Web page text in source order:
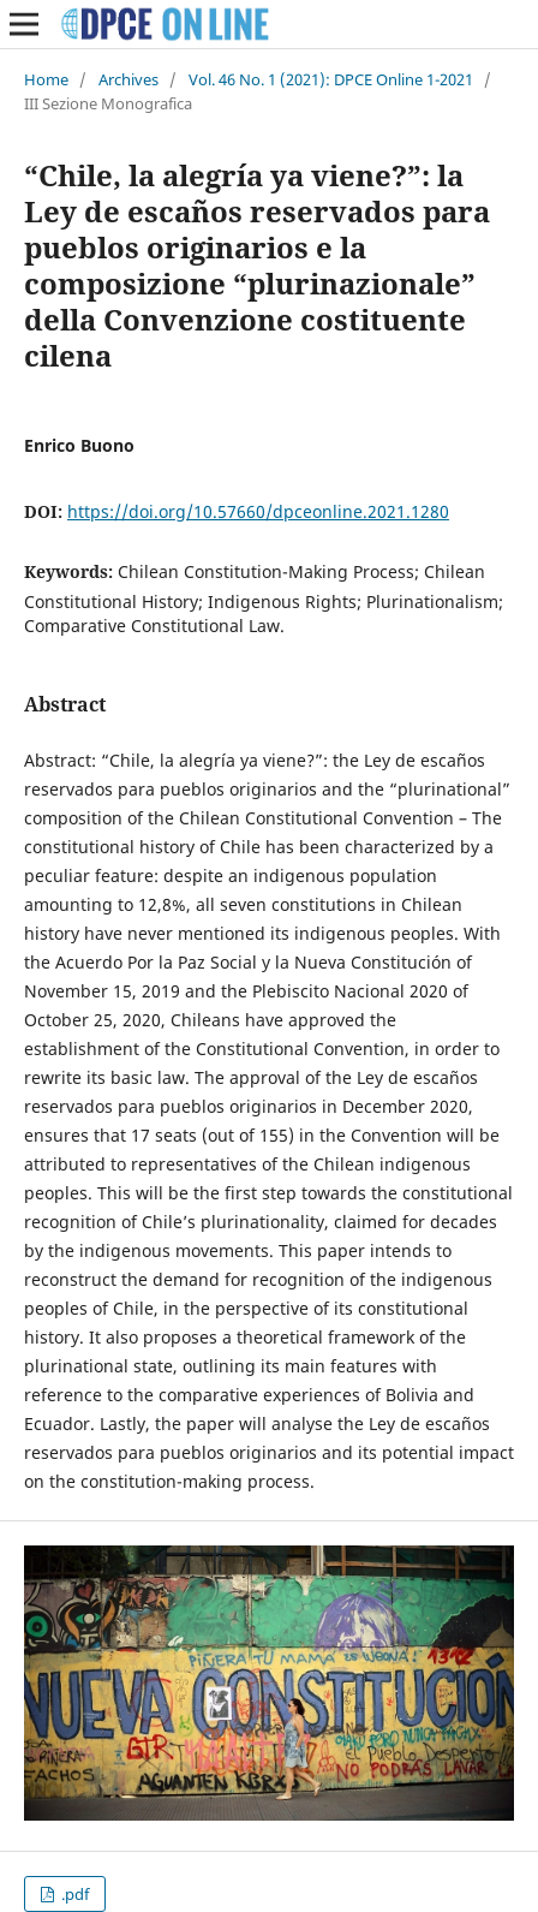
Home / Archives / Vol. 46 No. 1 (2021): DPCE Online 1-2021
/
III Sezione Monografica
“Chile, la alegría ya viene?”: la
Ley de escaños reservados para
pueblos originarios e la
composizione “plurinazionale”
della Convenzione costituente
cilena
Enrico Buono
DOI: https://doi.org/10.57660/dpceonline.2021.1280
Keywords: Chilean Constitution-Making Process; Chilean
Constitutional History; Indigenous Rights; Plurinationalism;
Comparative Constitutional Law.
Abstract
Abstract: “Chile, la alegría ya viene?”: the Ley de escaños
reservados para pueblos originarios and the “plurinational”
composition of the Chilean Constitutional Convention – The
constitutional history of Chile has been characterized by a
peculiar feature: despite an indigenous population
amounting to 12,8%, all seven constitutions in Chilean
history have never mentioned its indigenous peoples. With
the Acuerdo Por la Paz Social y la Nueva Constitución of
November 15, 2019 and the Plebiscito Nacional 2020 of
October 25, 2020, Chileans have approved the
establishment of the Constitutional Convention, in order to
rewrite its basic law. The approval of the Ley de escaños
reservados para pueblos originarios in December 2020,
ensures that 17 seats (out of 155) in the Convention will be
attributed to representatives of the Chilean indigenous
peoples. This will be the first step towards the constitutional
recognition of Chile’s plurinationality, claimed for decades
by the indigenous movements. This paper intends to
reconstruct the demand for recognition of the indigenous
peoples of Chile, in the perspective of its constitutional
history. It also proposes a theoretical framework of the
plurinational state, outlining its main features with
reference to the comparative experiences of Bolivia and
Ecuador. Lastly, the paper will analyse the Ley de escaños
reservados para pueblos originarios and its potential impact
on the constitution-making process.
.pdf